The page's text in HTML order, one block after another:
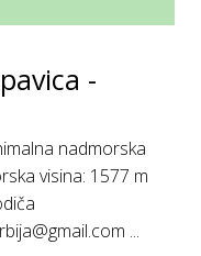
-
nadmorska
visina: 1577 m
...